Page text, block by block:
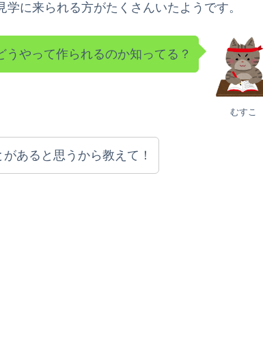
に来られる方がたくさんいたようです。
むすこ
うやって作られるのか知ってる？
あると思うから教えて！